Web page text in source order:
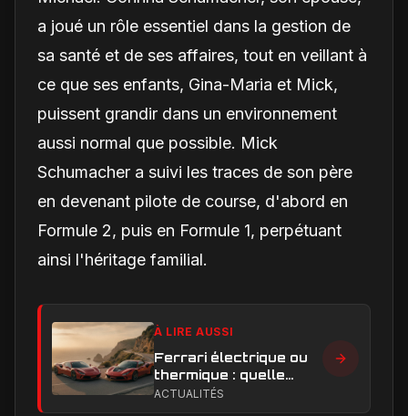
a joué un rôle essentiel dans la gestion de
sa santé et de ses affaires, tout en veillant à
ce que ses enfants, Gina-Maria et Mick,
puissent grandir dans un environnement
aussi normal que possible. Mick
Schumacher a suivi les traces de son père
en devenant pilote de course, d'abord en
Formule 2, puis en Formule 1, perpétuant
ainsi l'héritage familial.
À LIRE AUSSI
Ferrari électrique ou
thermique : quelle
performance et quelle
ACTUALITÉS